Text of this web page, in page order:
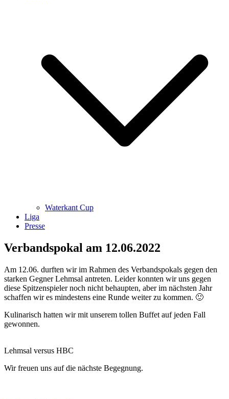
Waterkant Cup
Liga
Presse
Verbandspokal am 12.06.2022
Am 12.06. durften wir im Rahmen des Verbandspokals gegen den
starken Gegner Lehmsal antreten. Leider konnten wir uns gegen
diese Spitzenspieler noch nicht behaupten, aber im nächsten Jahr
schaffen wir es mindestens eine Runde weiter zu kommen. 🙂
Kulinarisch hatten wir mit unserem tollen Buffet auf jeden Fall
gewonnen.
Lehmsal versus HBC
Wir freuen uns auf die nächste Begegnung.